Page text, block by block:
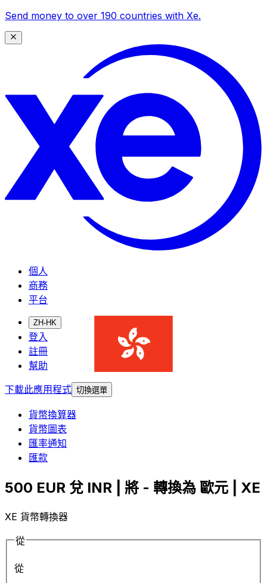
Send money to over 190 countries with Xe.
個人
商務
平台
ZH-HK
登入
註冊
幫助
下載此應用程式 切換選單
貨幣換算器
貨幣圖表
匯率通知
匯款
500 EUR 兌 INR | 將 - 轉換為 歐元 | XE
XE 貨幣轉換器
從
從